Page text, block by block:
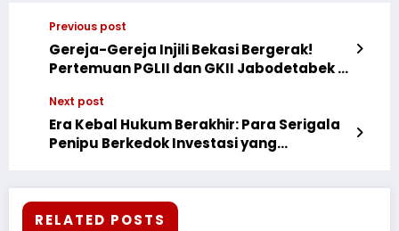
Previous post
Gereja-Gereja Injili Bekasi Bergerak!
Pertemuan PGLII dan GKII Jabodetabek 2
Next post
Era Kebal Hukum Berakhir: Para Serigala
Penipu Berkedok Investasi yang
Pertanggungjawaban Pidana
RELATED POSTS